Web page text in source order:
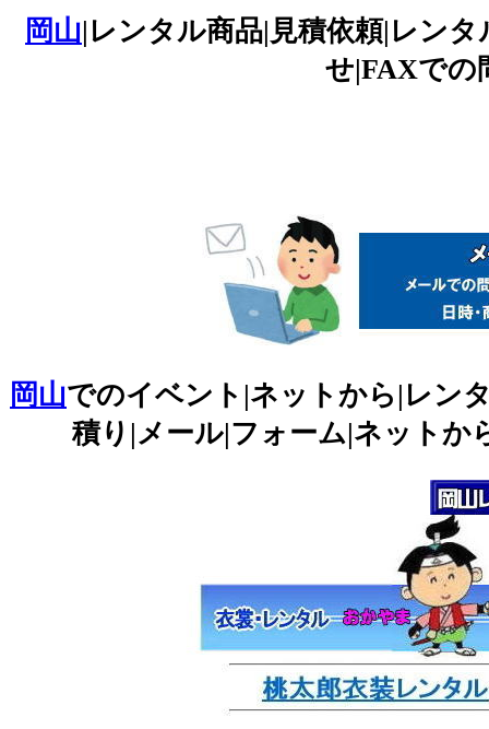
岡山|レンタル商品|見積依頼|レン
せ|FAXでの
岡山でのイベント|ネットから|レン
積り|メール|フォーム|ネットか